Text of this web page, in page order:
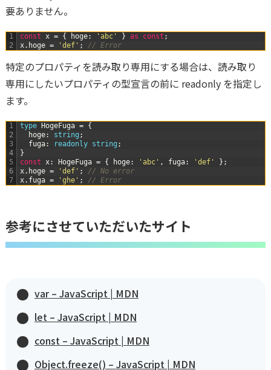
要ありません。
1
2
const x = { hoge: 'abc' } as const ;
x. hoge = 'def' ; // Error
特定のプロパティを読み取り専用にする場合は、読み取り
専用にしたいプロパティの型宣言の前に readonly を指定し
ます。
1
2
3
4
5
6
7
type HogeFuga = {
hoge: string ;
fuga: readonly string ;
}
const x: HogeFuga = { hoge: 'abc' , fuga: 'def' } ;
x. hoge = 'def' ;
// No error
x. fuga = 'ghe' ; // Error
参考にさせていただいたサイト
var – JavaScript | MDN
let – JavaScript | MDN
const – JavaScript | MDN
Object.freeze() – JavaScript | MDN